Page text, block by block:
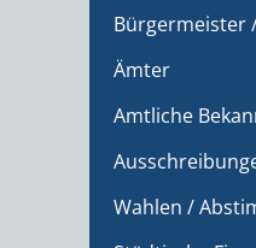
Bürgermeister
Ämter
Amtliche
Wahlen /